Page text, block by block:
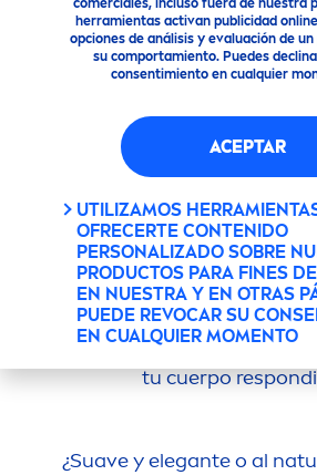
comerciales, incluso fuera de nuestra
herramientas activan publicidad
opciones de análisis y evaluación de
su comportamiento. Puedes
consentimiento en cualquier
ACEPTAR
UTILIZAMOS
OFRECERTE CONTENIDO
PERSONALIZADO SOBRE
PRODUCTOS PARA FINES
EN NUESTRA Y EN OTRAS
PUEDE REVOCAR SU
EN CUALQUIER MOMENTO
LA VERDAD
VELLO
Todas las preguntas sobre
tu cuerpo
¿Suave y elegante o al